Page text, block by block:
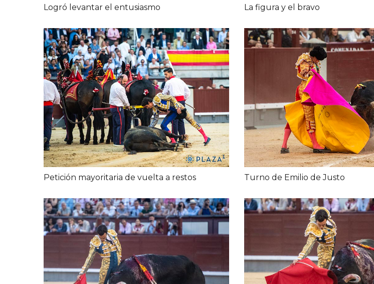
Logró levantar el entusiasmo La figura y el bravo
Petición mayoritaria de vuelta a restos Turno de Emilio de Justo